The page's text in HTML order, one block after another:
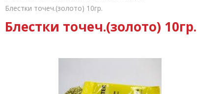
Блестки точеч.(золото) 10гр.
Блестки точеч.(золото) 10гр.